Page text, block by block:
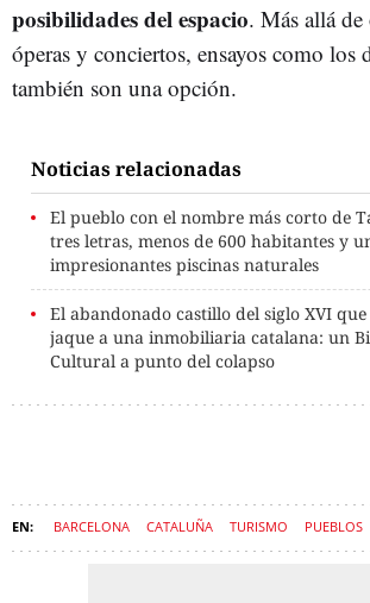
posibilidades del espacio. Más allá de
óperas y conciertos, ensayos como los
también son una opción.
Noticias relacionadas
El pueblo con el nombre más corto de
tres letras, menos de 600 habitantes y
impresionantes piscinas naturales
El abandonado castillo del siglo XVI que
jaque a una inmobiliaria catalana: un
Cultural a punto del colapso
BARCELONA CATALUÑA TURISMO PUEBLOS